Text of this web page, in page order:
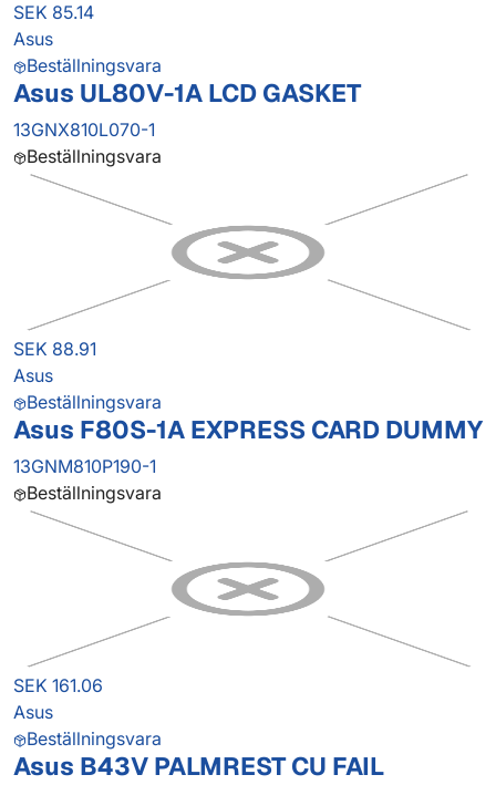
SEK 85.14
Asus
Beställningsvara
Asus UL80V-1A LCD GASKET
13GNX810L070-1
Beställningsvara
SEK 88.91
Asus
Beställningsvara
Asus F80S-1A EXPRESS CARD DUMMY
13GNM810P190-1
Beställningsvara
SEK 161.06
Asus
Beställningsvara
Asus B43V PALMREST CU FAIL